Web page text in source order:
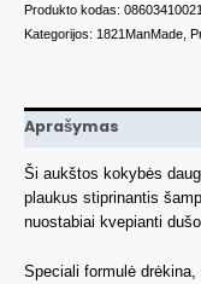
Spiced
Vanilla,
WSH18SV
Produkto kodas:
Kategorijos: 1821ManMade
Aprašymas
Ši aukštos kokybės
plaukus stiprinantis
nuostabiai kvepianti
Speciali formulė